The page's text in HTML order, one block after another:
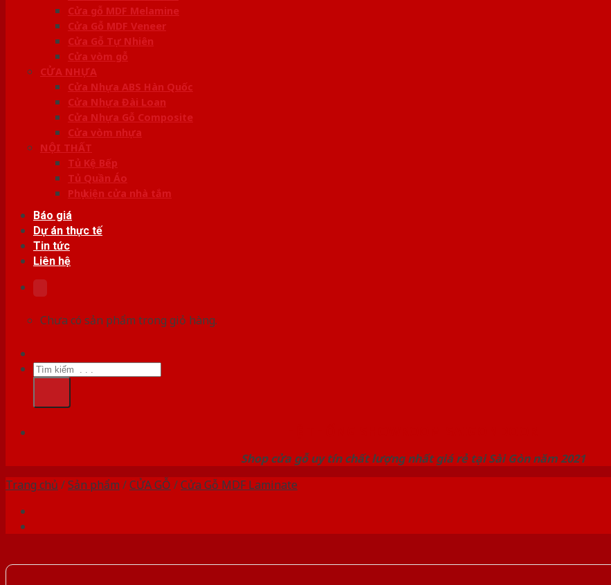
Cửa gỗ MDF Melamine
Cửa Gỗ MDF Veneer
Cửa Gỗ Tự Nhiên
Cửa vòm gỗ
CỬA NHỰA
Cửa Nhựa ABS Hàn Quốc
Cửa Nhựa Đài Loan
Cửa Nhựa Gỗ Composite
Cửa vòm nhựa
NỘI THẤT
Tủ Kệ Bếp
Tủ Quần Áo
Phụ kiện cửa nhà tắm
Báo giá
Dự án thực tế
Tin tức
Liên hệ
Chưa có sản phẩm trong giỏ hàng.
Tìm
kiếm:
Shop cửa gỗ uy tín chất lượng nhất giá rẻ tại Sài Gòn năm 2021
Trang chủ /Sản phẩm /CỬA GỖ /Cửa Gỗ MDF Laminate